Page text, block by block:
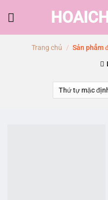
Trang chủ / Sản phẩm